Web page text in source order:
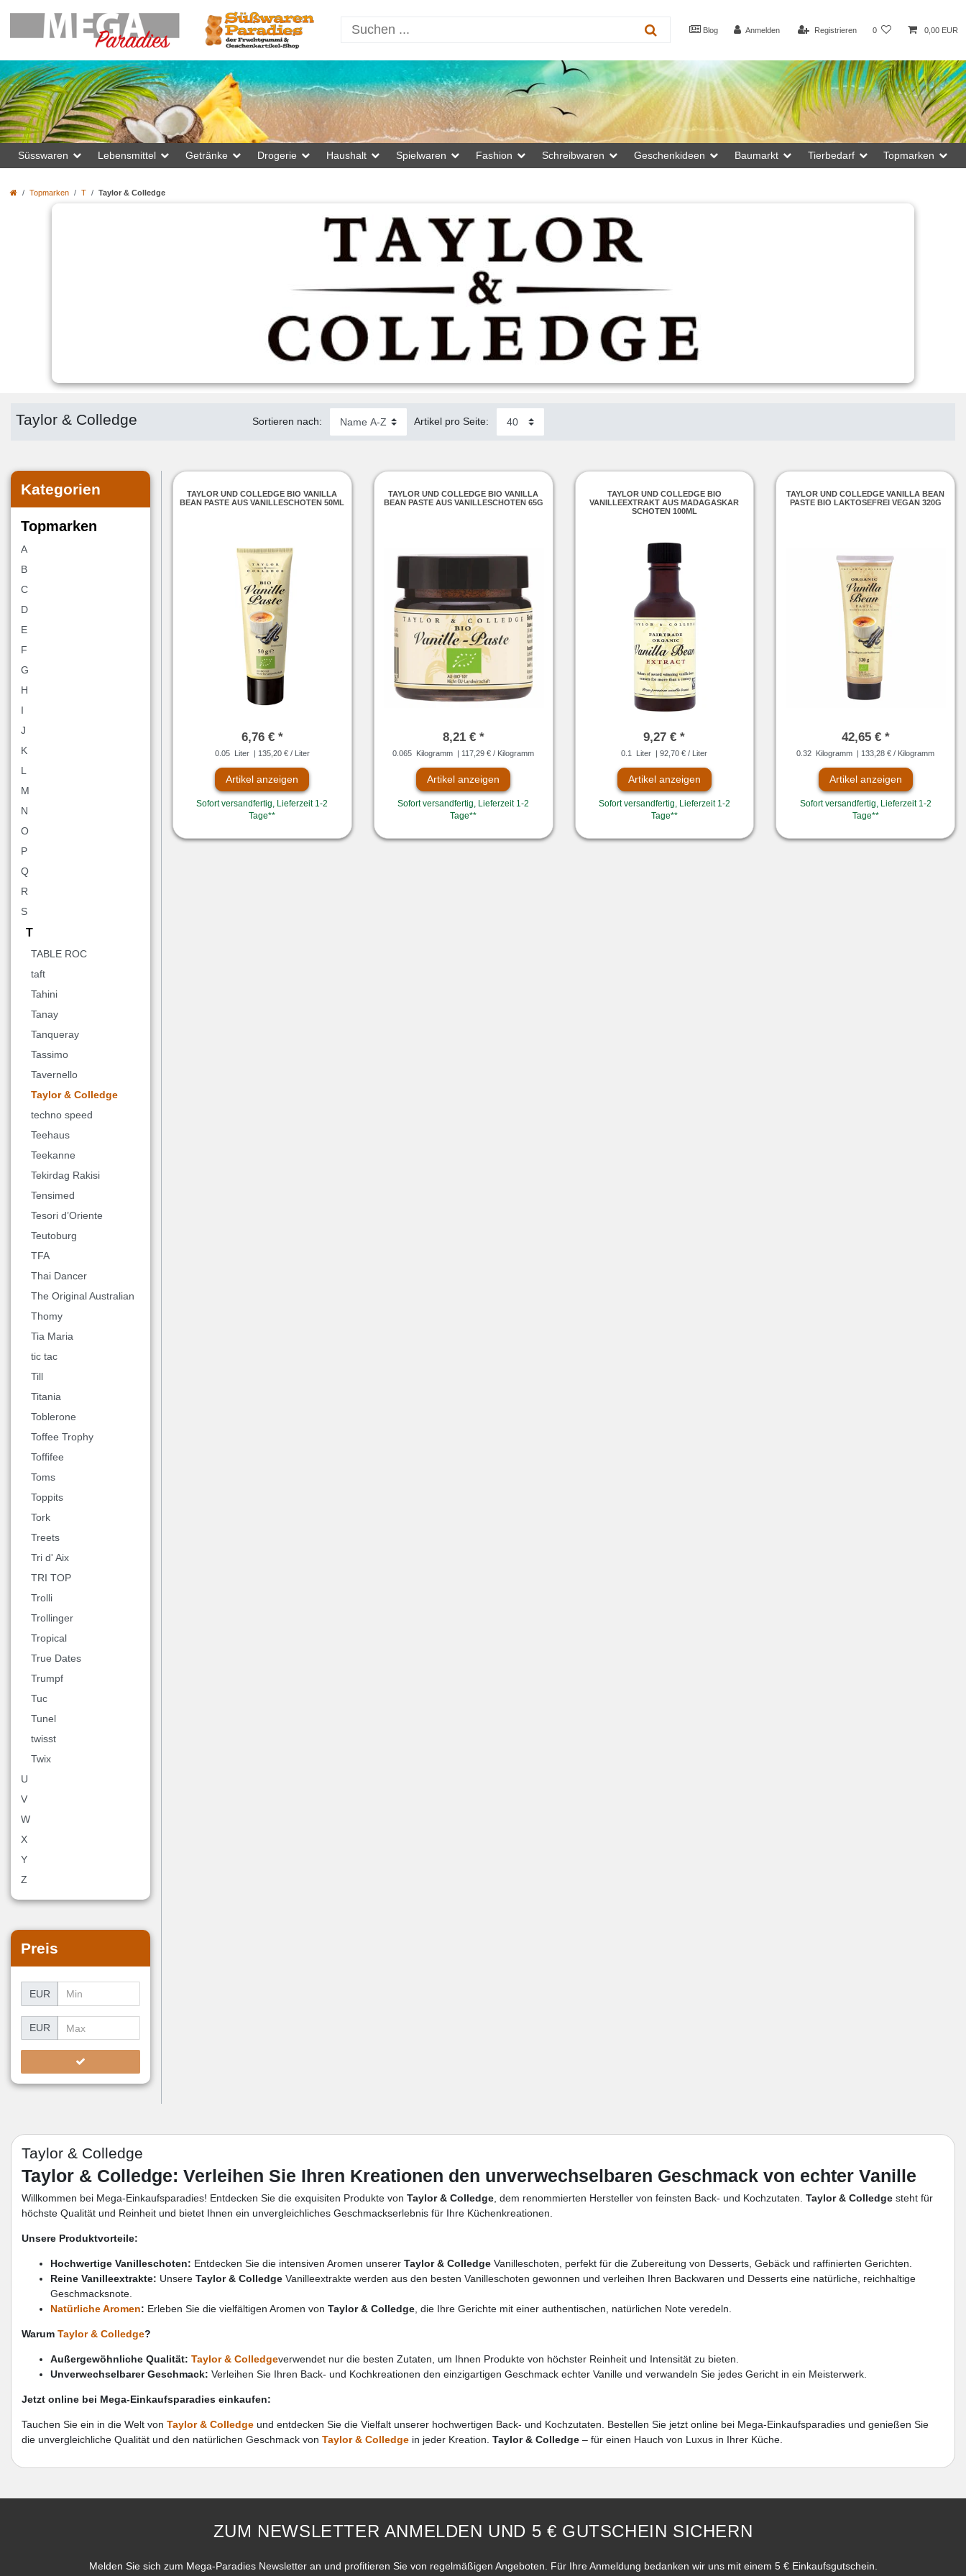
Blog Anmelden Registrieren 0 0,00 EUR
Süsswaren Lebensmittel Getränke Drogerie Haushalt Spielwaren Fashion Schreibwaren Geschenkideen Baumarkt Tierbedarf Topmarken
Topmarken T Taylor & Colledge
Taylor & Colledge Sortieren nach: Artikel pro Seite:
Kategorien
Topmarken
A
B
C
D
E
F
G
H
I
J
K
L
M
N
O
P
Q
R
S
T
TABLE ROC
taft
Tahini
Tanay
Tanqueray
Tassimo
Tavernello
Taylor & Colledge
techno speed
Teehaus
Teekanne
Tekirdag Rakisi
Tensimed
Tesori d’Oriente
Teutoburg
TFA
Thai Dancer
The Original Australian
Thomy
Tia Maria
tic tac
Till
Titania
Toblerone
Toffee Trophy
Toffifee
Toms
Toppits
Tork
Treets
Tri d' Aix
TRI TOP
Trolli
Trollinger
Tropical
True Dates
Trumpf
Tuc
Tunel
twisst
Twix
U
V
W
X
Y
Z
Preis
EUR
EUR
TAYLOR UND COLLEDGE BIO VANILLA
BEAN PASTE AUS VANILLESCHOTEN 50ML
6,76 € *
0.05 Liter | 135,20 € / Liter
Artikel anzeigen
Sofort versandfertig, Lieferzeit 1-2
Tage**
TAYLOR UND COLLEDGE BIO VANILLA
BEAN PASTE AUS VANILLESCHOTEN 65G
8,21 € *
0.065 Kilogramm | 117,29 € / Kilogramm
Artikel anzeigen
Sofort versandfertig, Lieferzeit 1-2
Tage**
TAYLOR UND COLLEDGE BIO
VANILLEEXTRAKT AUS MADAGASKAR
SCHOTEN 100ML
9,27 € *
0.1 Liter | 92,70 € / Liter
Artikel anzeigen
Sofort versandfertig, Lieferzeit 1-2
Tage**
TAYLOR UND COLLEDGE VANILLA BEAN
PASTE BIO LAKTOSEFREI VEGAN 320G
42,65 € *
0.32 Kilogramm | 133,28 € / Kilogramm
Artikel anzeigen
Sofort versandfertig, Lieferzeit 1-2
Tage**
Taylor & Colledge
Taylor & Colledge: Verleihen Sie Ihren Kreationen den unverwechselbaren Geschmack von echter Vanille
Willkommen bei Mega-Einkaufsparadies! Entdecken Sie die exquisiten Produkte von Taylor & Colledge, dem renommierten Hersteller von feinsten Back- und Kochzutaten. Taylor & Colledge steht für
höchste Qualität und Reinheit und bietet Ihnen ein unvergleichliches Geschmackserlebnis für Ihre Küchenkreationen.
Unsere Produktvorteile:
Hochwertige Vanilleschoten: Entdecken Sie die intensiven Aromen unserer Taylor & Colledge Vanilleschoten, perfekt für die Zubereitung von Desserts, Gebäck und raffinierten Gerichten.
Reine Vanilleextrakte: Unsere Taylor & Colledge Vanilleextrakte werden aus den besten Vanilleschoten gewonnen und verleihen Ihren Backwaren und Desserts eine natürliche, reichhaltige
Geschmacksnote.
Natürliche Aromen: Erleben Sie die vielfältigen Aromen von Taylor & Colledge, die Ihre Gerichte mit einer authentischen, natürlichen Note veredeln.
Warum Taylor & Colledge?
Außergewöhnliche Qualität: Taylor & Colledgeverwendet nur die besten Zutaten, um Ihnen Produkte von höchster Reinheit und Intensität zu bieten.
Unverwechselbarer Geschmack: Verleihen Sie Ihren Back- und Kochkreationen den einzigartigen Geschmack echter Vanille und verwandeln Sie jedes Gericht in ein Meisterwerk.
Jetzt online bei Mega-Einkaufsparadies einkaufen:
Tauchen Sie ein in die Welt von Taylor & Colledge und entdecken Sie die Vielfalt unserer hochwertigen Back- und Kochzutaten. Bestellen Sie jetzt online bei Mega-Einkaufsparadies und genießen Sie
die unvergleichliche Qualität und den natürlichen Geschmack von Taylor & Colledge in jeder Kreation. Taylor & Colledge – für einen Hauch von Luxus in Ihrer Küche.
ZUM NEWSLETTER ANMELDEN UND 5 € GUTSCHEIN SICHERN
Melden Sie sich zum Mega-Paradies Newsletter an und profitieren Sie von regelmäßigen Angeboten. Für Ihre Anmeldung bedanken wir uns mit einem 5 € Einkaufsgutschein.